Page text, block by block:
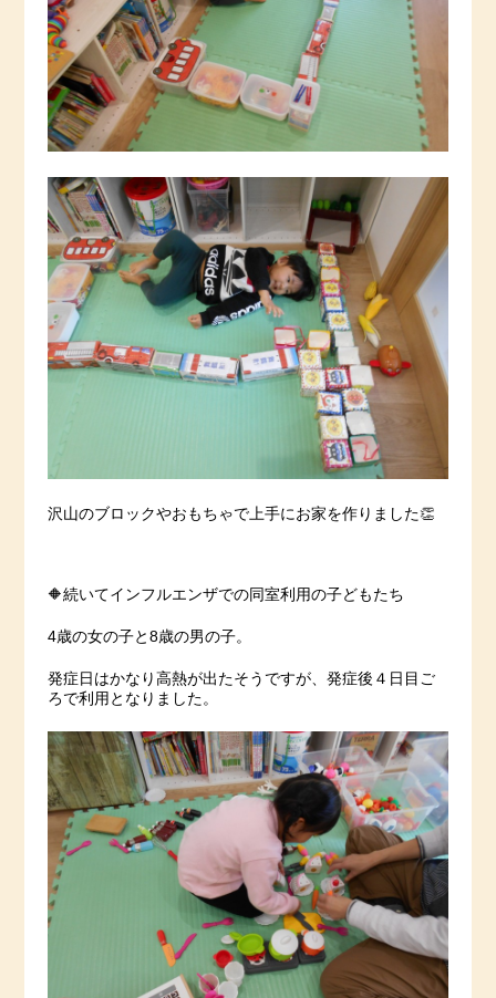
沢山のブロックやおもちゃで上手にお家を作りました👏
🔶続いてインフルエンザでの同室利用の子どもたち
4歳の女の子と8歳の男の子。
発症日はかなり高熱が出たそうですが、発症後４日目ご
ろで利用となりました。